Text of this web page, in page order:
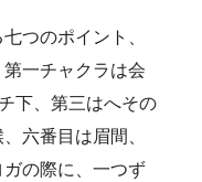
つのポイント、
一チャクラは会
下、第三はへその
六番目は眉間、
の際に、一つず